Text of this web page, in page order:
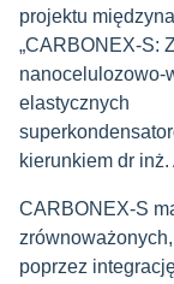
projektu
„CARBONEX-S:
nanocelulozowo-
elastycznych
kierunkiem dr inż.
CARBONEX-S
poprzez